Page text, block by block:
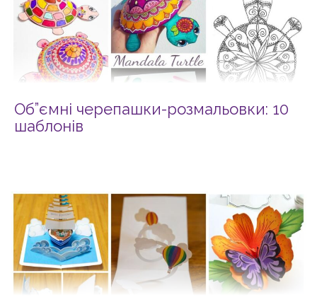
Об”ємні черепашки-розмальовки: 10
шаблонів